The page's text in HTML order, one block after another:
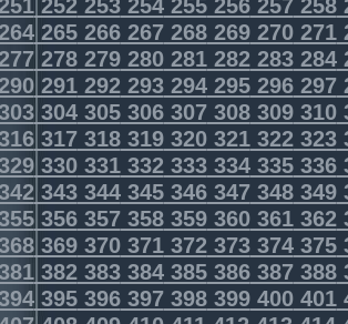
265266267268269270271
278279280281282283284
291292293294295296297
304305306307308309310
317318319320321322323
330331332333334335336
343344345346347348349
356357358359360361362
369370371372373374375
382383384385386387388
395396397398399400401